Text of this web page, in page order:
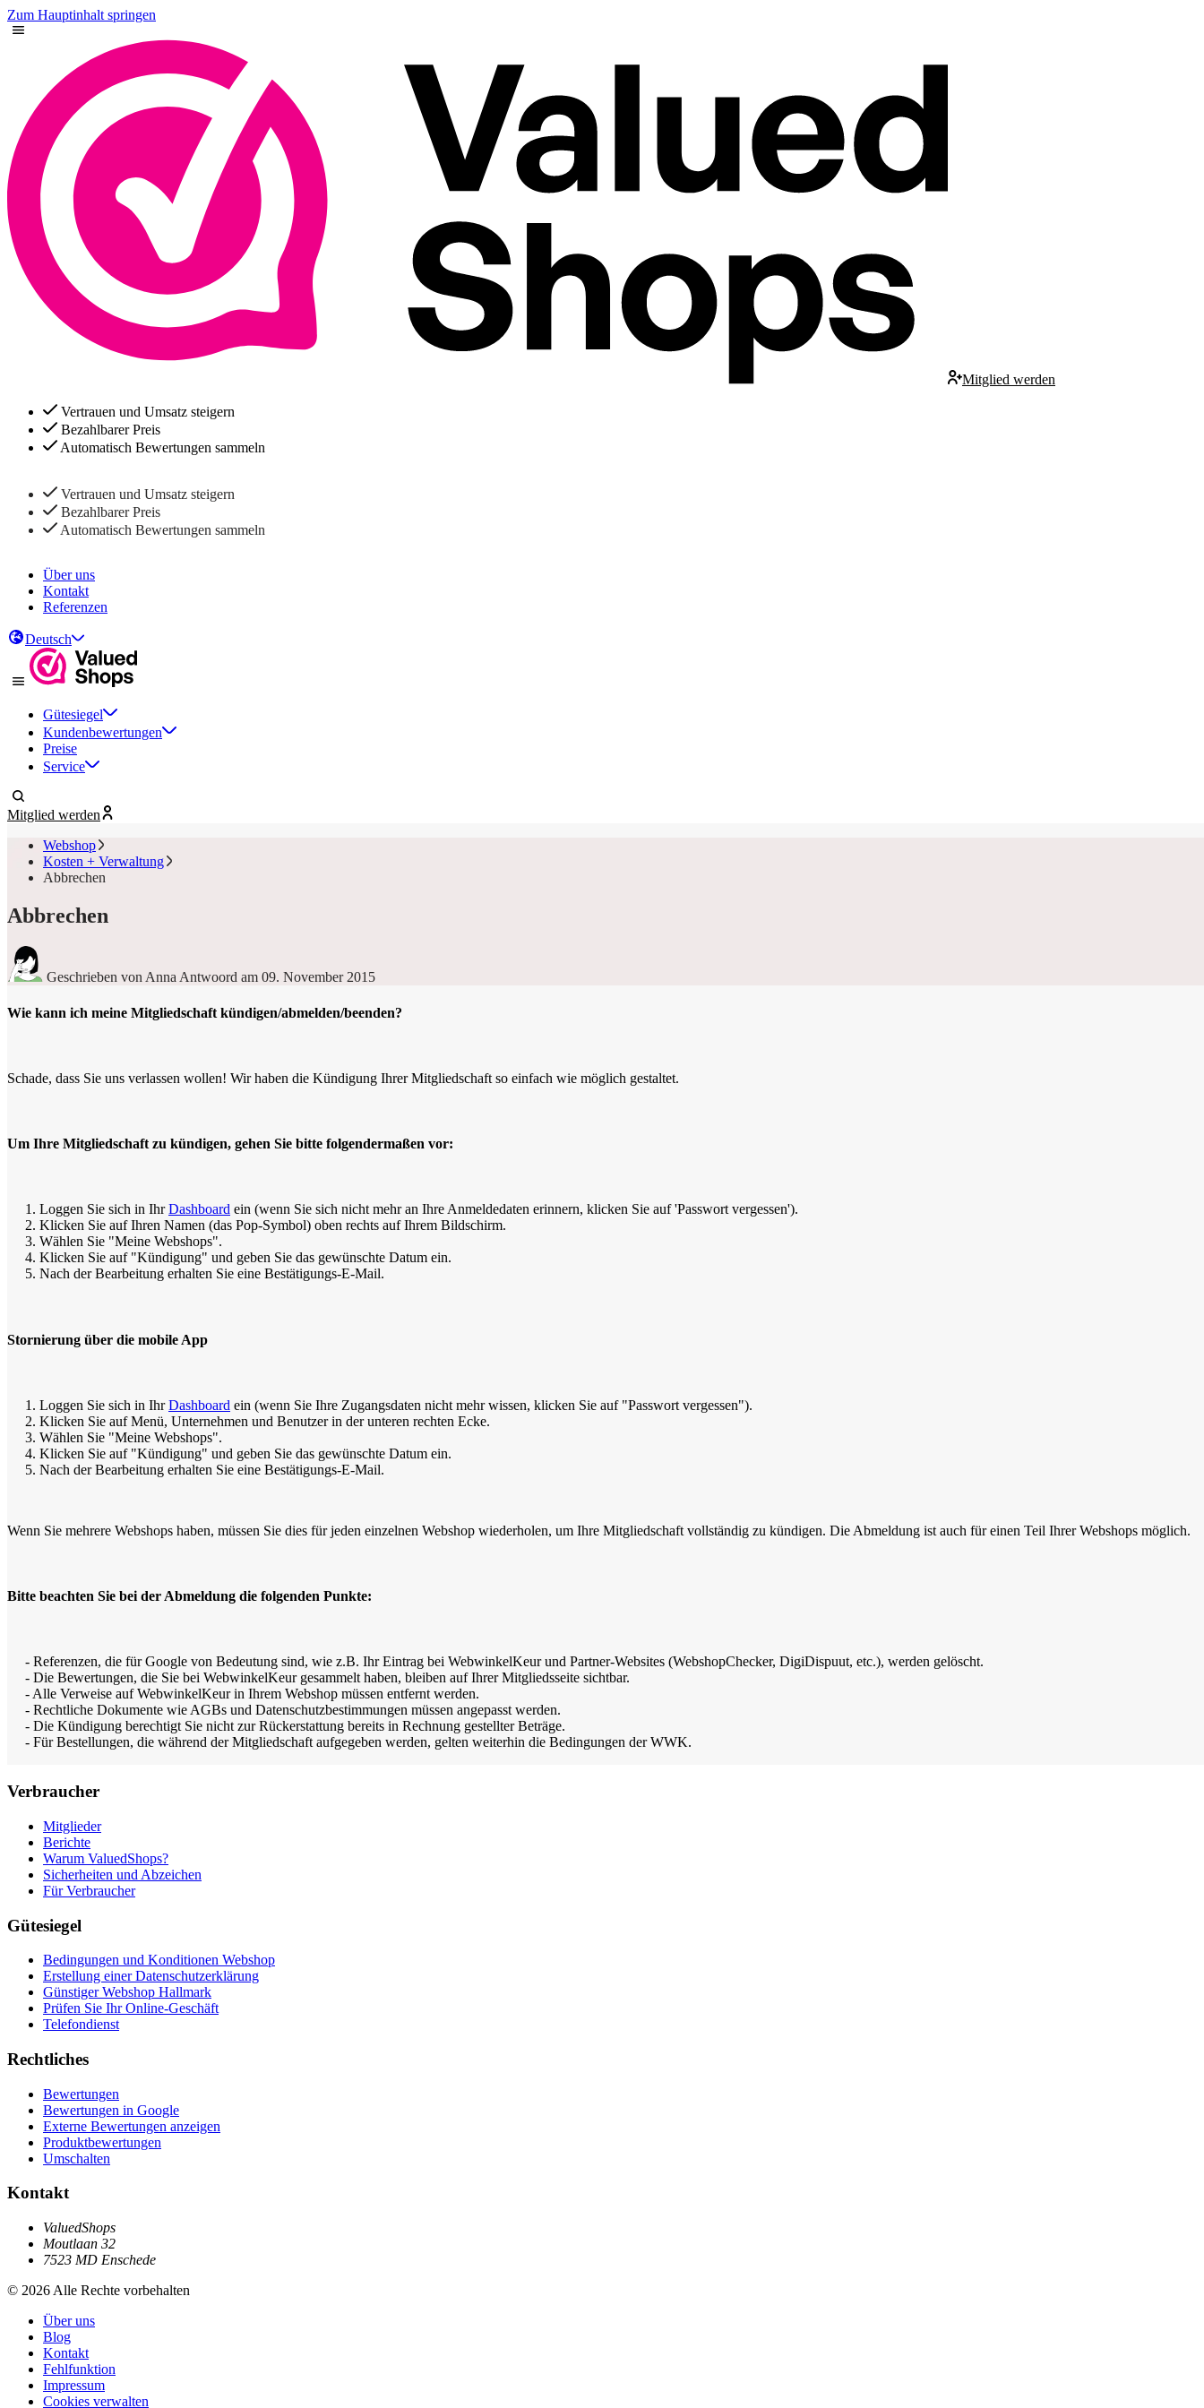
Zum Hauptinhalt springen
Mitglied werden
Vertrauen und Umsatz steigern
Bezahlbarer Preis
Automatisch Bewertungen sammeln
Vertrauen und Umsatz steigern
Bezahlbarer Preis
Automatisch Bewertungen sammeln
Über uns
Kontakt
Referenzen
Deutsch
Gütesiegel
Kundenbewertungen
Preise
Service
Mitglied werden
Webshop
Kosten + Verwaltung
Abbrechen
Abbrechen
Geschrieben von Anna Antwoord am 09. November 2015
Wie kann ich meine Mitgliedschaft kündigen/abmelden/beenden?
Schade, dass Sie uns verlassen wollen! Wir haben die Kündigung Ihrer Mitgliedschaft so einfach wie möglich gestaltet.
Um Ihre Mitgliedschaft zu kündigen, gehen Sie bitte folgendermaßen vor:
1. Loggen Sie sich in IhrDashboard ein (wenn Sie sich nicht mehr an Ihre Anmeldedaten erinnern, klicken Sie auf 'Passwort vergessen').
2. Klicken Sie auf Ihren Namen (das Pop-Symbol) oben rechts auf Ihrem Bildschirm.
3. Wählen Sie "Meine Webshops".
4. Klicken Sie auf "Kündigung" und geben Sie das gewünschte Datum ein.
5. Nach der Bearbeitung erhalten Sie eine Bestätigungs-E-Mail.
Stornierung über die mobile App
1. Loggen Sie sich in IhrDashboard ein (wenn Sie Ihre Zugangsdaten nicht mehr wissen, klicken Sie auf "Passwort vergessen").
2. Klicken Sie auf Menü, Unternehmen und Benutzer in der unteren rechten Ecke.
3. Wählen Sie "Meine Webshops".
4. Klicken Sie auf "Kündigung" und geben Sie das gewünschte Datum ein.
5. Nach der Bearbeitung erhalten Sie eine Bestätigungs-E-Mail.
Wenn Sie mehrere Webshops haben, müssen Sie dies für jeden einzelnen Webshop wiederholen, um Ihre Mitgliedschaft vollständig zu kündigen. Die Abmeldung ist auch für einen Teil Ihrer Webshops möglich.
Bitte beachten Sie bei der Abmeldung die folgenden Punkte:
- Referenzen, die für Google von Bedeutung sind, wie z.B. Ihr Eintrag bei WebwinkelKeur und Partner-Websites (WebshopChecker, DigiDispuut, etc.), werden gelöscht.
- Die Bewertungen, die Sie bei WebwinkelKeur gesammelt haben, bleiben auf Ihrer Mitgliedsseite sichtbar.
- Alle Verweise auf WebwinkelKeur in Ihrem Webshop müssen entfernt werden.
- Rechtliche Dokumente wie AGBs und Datenschutzbestimmungen müssen angepasst werden.
- Die Kündigung berechtigt Sie nicht zur Rückerstattung bereits in Rechnung gestellter Beträge.
- Für Bestellungen, die während der Mitgliedschaft aufgegeben werden, gelten weiterhin die Bedingungen der WWK.
Verbraucher
Mitglieder
Berichte
Warum ValuedShops?
Sicherheiten und Abzeichen
Für Verbraucher
Gütesiegel
Bedingungen und Konditionen Webshop
Erstellung einer Datenschutzerklärung
Günstiger Webshop Hallmark
Prüfen Sie Ihr Online-Geschäft
Telefondienst
Rechtliches
Bewertungen
Bewertungen in Google
Externe Bewertungen anzeigen
Produktbewertungen
Umschalten
Kontakt
ValuedShops
Moutlaan 32
7523 MD Enschede
© 2026 Alle Rechte vorbehalten
Über uns
Blog
Kontakt
Fehlfunktion
Impressum
Cookies verwalten